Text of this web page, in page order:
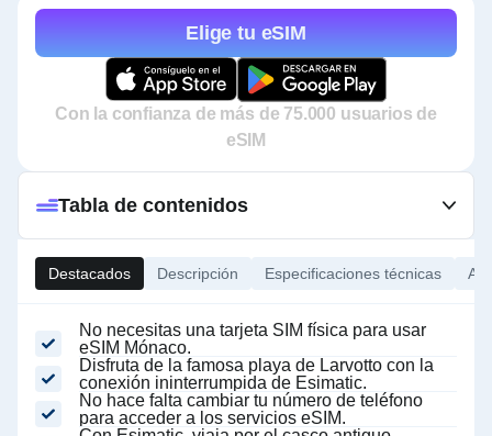
Elige tu eSIM
Con la confianza de más de 75.000 usuarios de
eSIM
Destacados Descripción Especificaciones técnicas
No necesitas una tarjeta SIM física para usar
eSIM Mónaco.
Disfruta de la famosa playa de Larvotto con la
conexión ininterrumpida de Esimatic.
No hace falta cambiar tu número de teléfono
para acceder a los servicios eSIM.
Tabla de contenidos